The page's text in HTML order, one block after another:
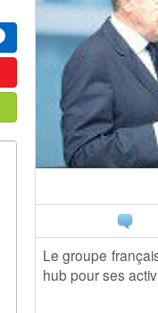
Le groupe
hub pour ses